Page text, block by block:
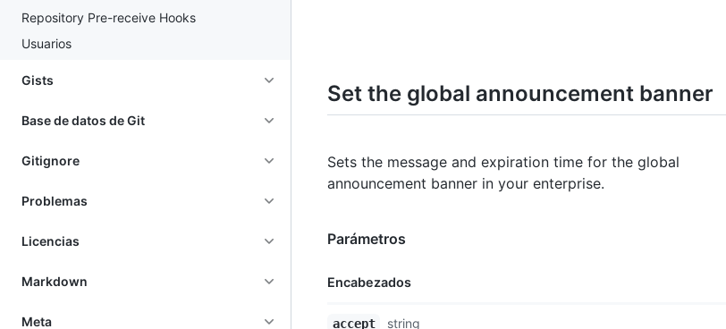
Repository Pre-receive Hooks
Usuarios
Gists
Base de datos de Git
Gitignore
Problemas
Licencias
Markdown
Meta
Set the global announcement banner
Sets the message and expiration time for the global
announcement banner in your enterprise.
Parámetros
Encabezados
Nombre,
accept
string